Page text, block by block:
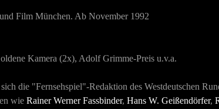
Film München. Ab November 1992
Kamera (2x), Adolf Grimme-Preis u.v.a.
die "Fernsehspiel"-Redaktion des Westdeutschen
wie Rainer Werner Fassbinder, Hans W. Geißendörfer,